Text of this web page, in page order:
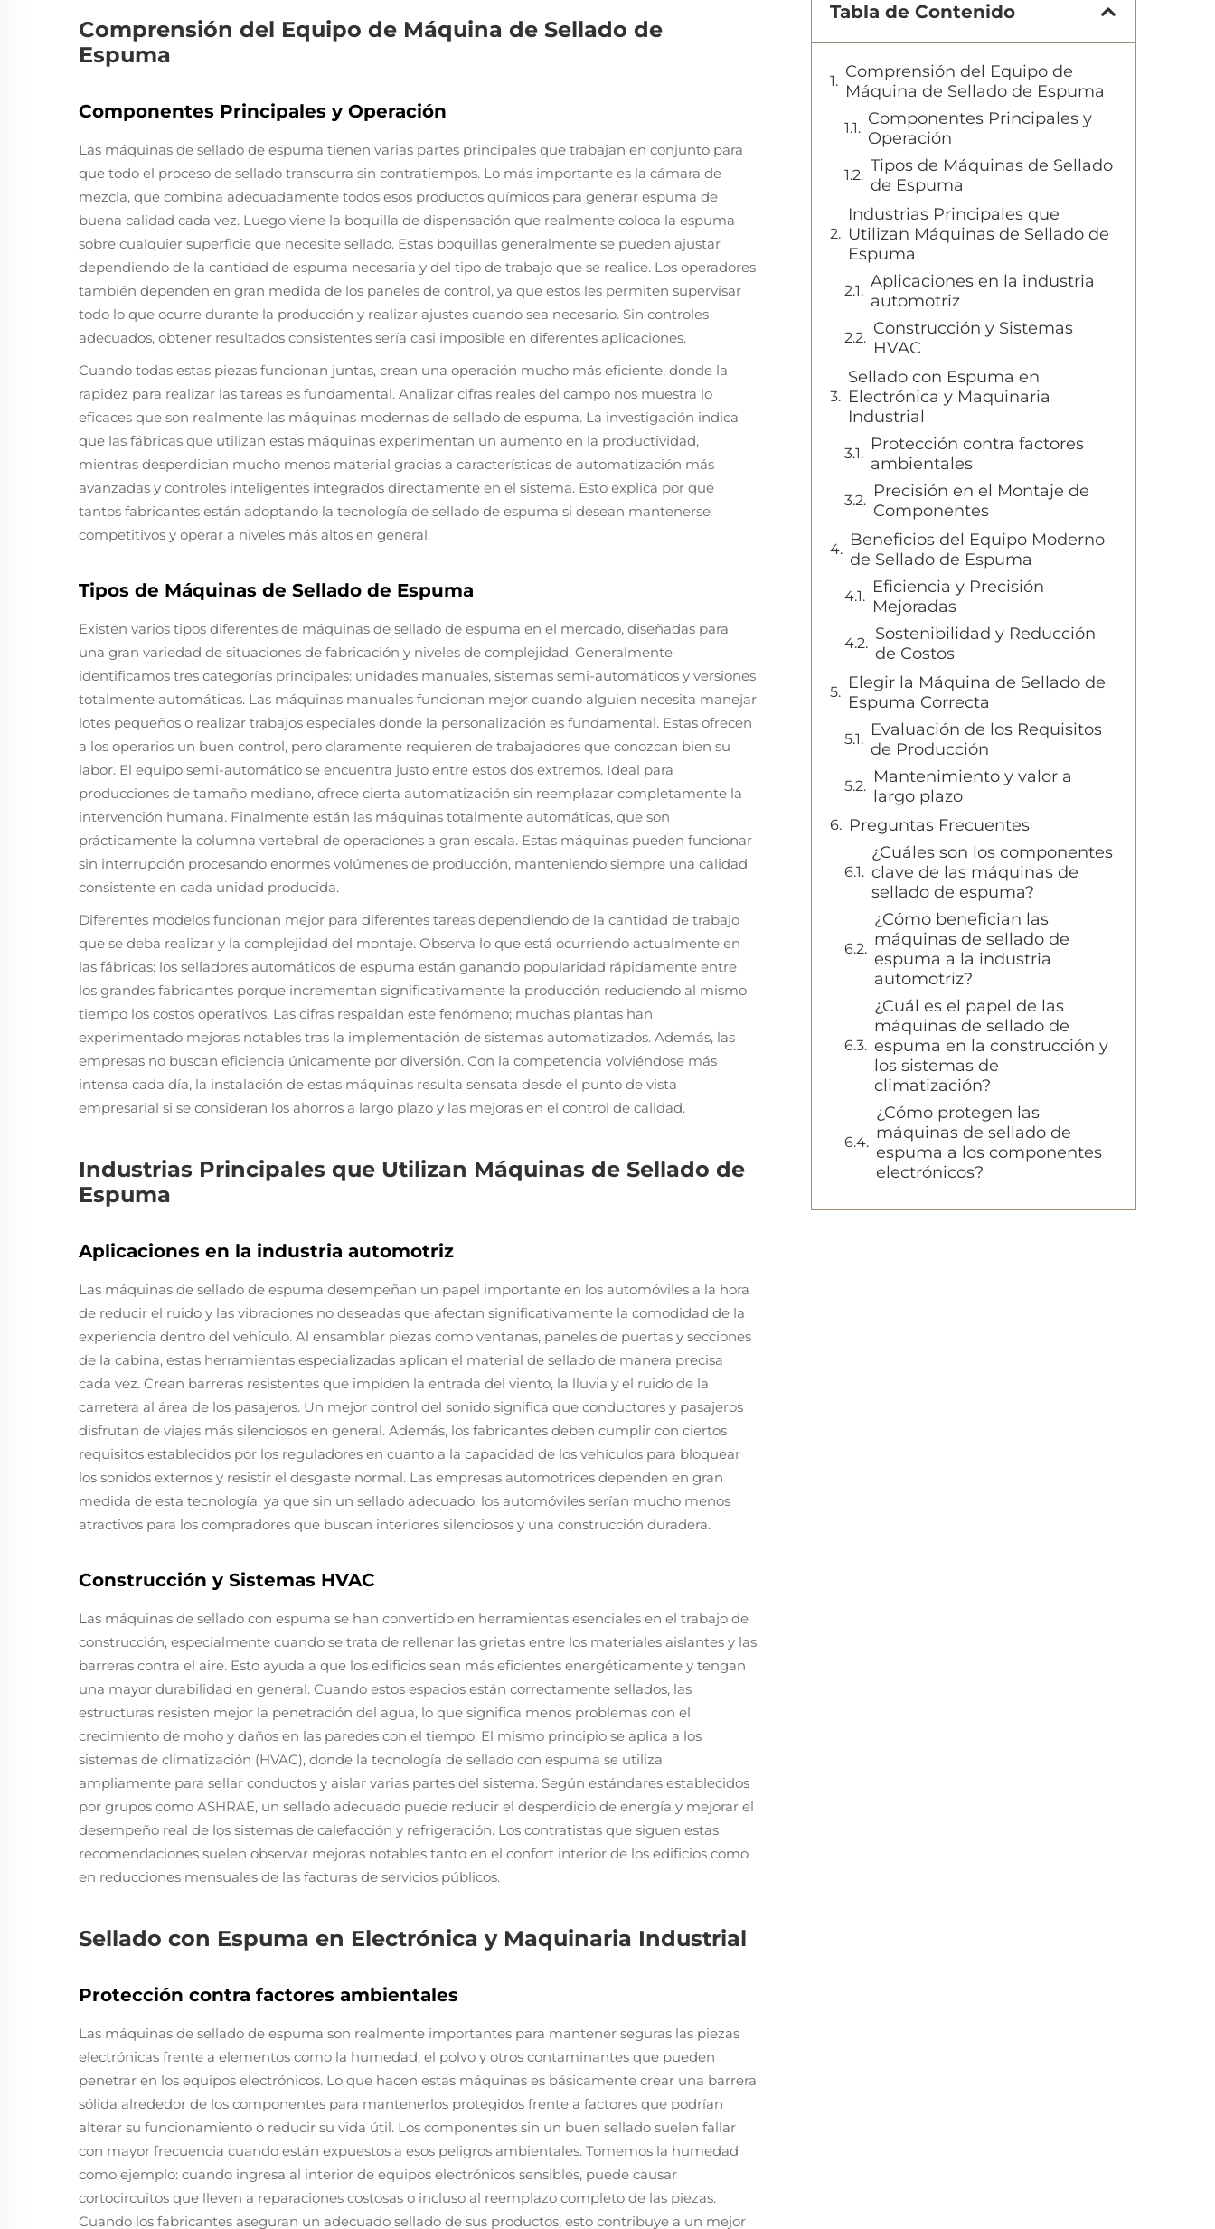
Comprensión del Equipo de Máquina de Sellado de
Espuma
Componentes Principales y Operación
Las máquinas de sellado de espuma tienen varias partes principales que trabajan en conjunto para
que todo el proceso de sellado transcurra sin contratiempos. Lo más importante es la cámara de
mezcla, que combina adecuadamente todos esos productos químicos para generar espuma de
buena calidad cada vez. Luego viene la boquilla de dispensación que realmente coloca la espuma
sobre cualquier superficie que necesite sellado. Estas boquillas generalmente se pueden ajustar
dependiendo de la cantidad de espuma necesaria y del tipo de trabajo que se realice. Los operadores
también dependen en gran medida de los paneles de control, ya que estos les permiten supervisar
todo lo que ocurre durante la producción y realizar ajustes cuando sea necesario. Sin controles
adecuados, obtener resultados consistentes sería casi imposible en diferentes aplicaciones.
Cuando todas estas piezas funcionan juntas, crean una operación mucho más eficiente, donde la
rapidez para realizar las tareas es fundamental. Analizar cifras reales del campo nos muestra lo
eficaces que son realmente las máquinas modernas de sellado de espuma. La investigación indica
que las fábricas que utilizan estas máquinas experimentan un aumento en la productividad,
mientras desperdician mucho menos material gracias a características de automatización más
avanzadas y controles inteligentes integrados directamente en el sistema. Esto explica por qué
tantos fabricantes están adoptando la tecnología de sellado de espuma si desean mantenerse
competitivos y operar a niveles más altos en general.
Tipos de Máquinas de Sellado de Espuma
Existen varios tipos diferentes de máquinas de sellado de espuma en el mercado, diseñadas para
una gran variedad de situaciones de fabricación y niveles de complejidad. Generalmente
identificamos tres categorías principales: unidades manuales, sistemas semi-automáticos y versiones
totalmente automáticas. Las máquinas manuales funcionan mejor cuando alguien necesita manejar
lotes pequeños o realizar trabajos especiales donde la personalización es fundamental. Estas ofrecen
a los operarios un buen control, pero claramente requieren de trabajadores que conozcan bien su
labor. El equipo semi-automático se encuentra justo entre estos dos extremos. Ideal para
producciones de tamaño mediano, ofrece cierta automatización sin reemplazar completamente la
intervención humana. Finalmente están las máquinas totalmente automáticas, que son
prácticamente la columna vertebral de operaciones a gran escala. Estas máquinas pueden funcionar
sin interrupción procesando enormes volúmenes de producción, manteniendo siempre una calidad
consistente en cada unidad producida.
Diferentes modelos funcionan mejor para diferentes tareas dependiendo de la cantidad de trabajo
que se deba realizar y la complejidad del montaje. Observa lo que está ocurriendo actualmente en
las fábricas: los selladores automáticos de espuma están ganando popularidad rápidamente entre
los grandes fabricantes porque incrementan significativamente la producción reduciendo al mismo
tiempo los costos operativos. Las cifras respaldan este fenómeno; muchas plantas han
experimentado mejoras notables tras la implementación de sistemas automatizados. Además, las
empresas no buscan eficiencia únicamente por diversión. Con la competencia volviéndose más
intensa cada día, la instalación de estas máquinas resulta sensata desde el punto de vista
empresarial si se consideran los ahorros a largo plazo y las mejoras en el control de calidad.
Industrias Principales que Utilizan Máquinas de Sellado de
Espuma
Aplicaciones en la industria automotriz
Las máquinas de sellado de espuma desempeñan un papel importante en los automóviles a la hora
de reducir el ruido y las vibraciones no deseadas que afectan significativamente la comodidad de la
experiencia dentro del vehículo. Al ensamblar piezas como ventanas, paneles de puertas y secciones
de la cabina, estas herramientas especializadas aplican el material de sellado de manera precisa
cada vez. Crean barreras resistentes que impiden la entrada del viento, la lluvia y el ruido de la
carretera al área de los pasajeros. Un mejor control del sonido significa que conductores y pasajeros
disfrutan de viajes más silenciosos en general. Además, los fabricantes deben cumplir con ciertos
requisitos establecidos por los reguladores en cuanto a la capacidad de los vehículos para bloquear
los sonidos externos y resistir el desgaste normal. Las empresas automotrices dependen en gran
medida de esta tecnología, ya que sin un sellado adecuado, los automóviles serían mucho menos
atractivos para los compradores que buscan interiores silenciosos y una construcción duradera.
Construcción y Sistemas HVAC
Las máquinas de sellado con espuma se han convertido en herramientas esenciales en el trabajo de
construcción, especialmente cuando se trata de rellenar las grietas entre los materiales aislantes y las
barreras contra el aire. Esto ayuda a que los edificios sean más eficientes energéticamente y tengan
una mayor durabilidad en general. Cuando estos espacios están correctamente sellados, las
estructuras resisten mejor la penetración del agua, lo que significa menos problemas con el
crecimiento de moho y daños en las paredes con el tiempo. El mismo principio se aplica a los
sistemas de climatización (HVAC), donde la tecnología de sellado con espuma se utiliza
ampliamente para sellar conductos y aislar varias partes del sistema. Según estándares establecidos
por grupos como ASHRAE, un sellado adecuado puede reducir el desperdicio de energía y mejorar el
desempeño real de los sistemas de calefacción y refrigeración. Los contratistas que siguen estas
recomendaciones suelen observar mejoras notables tanto en el confort interior de los edificios como
en reducciones mensuales de las facturas de servicios públicos.
Sellado con Espuma en Electrónica y Maquinaria Industrial
Protección contra factores ambientales
Las máquinas de sellado de espuma son realmente importantes para mantener seguras las piezas
electrónicas frente a elementos como la humedad, el polvo y otros contaminantes que pueden
penetrar en los equipos electrónicos. Lo que hacen estas máquinas es básicamente crear una barrera
sólida alrededor de los componentes para mantenerlos protegidos frente a factores que podrían
alterar su funcionamiento o reducir su vida útil. Los componentes sin un buen sellado suelen fallar
con mayor frecuencia cuando están expuestos a esos peligros ambientales. Tomemos la humedad
como ejemplo: cuando ingresa al interior de equipos electrónicos sensibles, puede causar
cortocircuitos que lleven a reparaciones costosas o incluso al reemplazo completo de las piezas.
Cuando los fabricantes aseguran un adecuado sellado de sus productos, esto contribuye a un mejor
Tabla de Contenido
Comprensión del Equipo de
Máquina de Sellado de Espuma
Componentes Principales y
Operación
Tipos de Máquinas de Sellado
de Espuma
Industrias Principales que
Utilizan Máquinas de Sellado de
Espuma
Aplicaciones en la industria
automotriz
Construcción y Sistemas
HVAC
Sellado con Espuma en
Electrónica y Maquinaria
Industrial
Protección contra factores
ambientales
Precisión en el Montaje de
Componentes
Beneficios del Equipo Moderno
de Sellado de Espuma
Eficiencia y Precisión
Mejoradas
Sostenibilidad y Reducción
de Costos
Elegir la Máquina de Sellado de
Espuma Correcta
Evaluación de los Requisitos
de Producción
Mantenimiento y valor a
largo plazo
Preguntas Frecuentes
¿Cuáles son los componentes
clave de las máquinas de
sellado de espuma?
¿Cómo benefician las
máquinas de sellado de
espuma a la industria
automotriz?
¿Cuál es el papel de las
máquinas de sellado de
espuma en la construcción y
los sistemas de
climatización?
¿Cómo protegen las
máquinas de sellado de
espuma a los componentes
electrónicos?